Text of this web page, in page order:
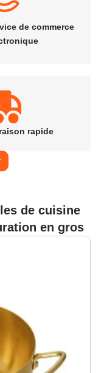
de commerce
rapide
de cuisine
en gros